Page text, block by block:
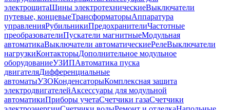
электрощитаШины электротехническиеВыключатели
путевые, концевыеТрансформаторыАппаратура
управленияРубильникиПредохранителиЧастотные
преобразователиПускатели магнитныеМодульная
автоматикаВыключатели автоматическиеРелеВыключатели
нагрузкиКонтакторыДополнительное модульное
оборудованиеУЗИПАвтоматика пуска
двигателяДифференциальные
автоматыУЗОКонденсаторыКомплексная защита
электродвигателейАксессуары для модульной
автоматикиПриборы учетаСчетчики газаСчетчики